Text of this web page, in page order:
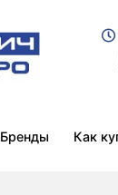
Бренды Как